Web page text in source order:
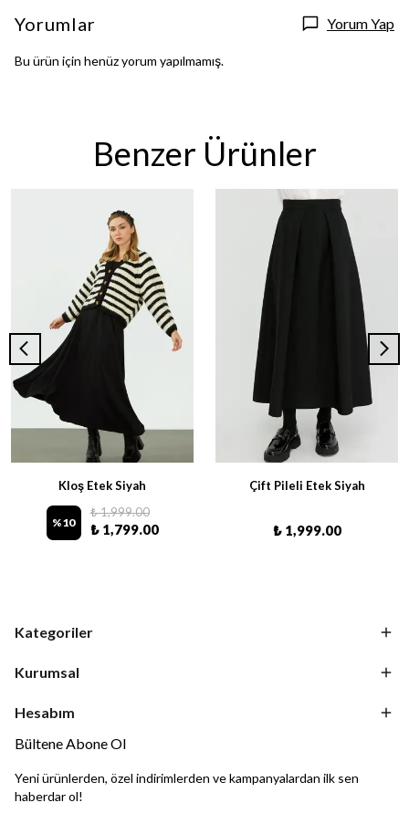
Yorumlar Yorum Yap
Bu ürün için henüz yorum yapılmamış.
Benzer Ürünler
Kloş Etek Siyah
%10
₺ 1,999.00
₺ 1,799.00
Çift Pileli Etek Siyah
₺ 1,999.00
Kategoriler
Kurumsal
Hesabım
Bültene Abone Ol
Yeni ürünlerden, özel indirimlerden ve kampanyalardan ilk sen
haberdar ol!